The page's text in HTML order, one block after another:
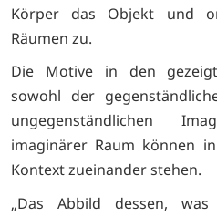
Körper das Objekt und
Räumen zu.
Die Motive in den
sowohl der
ungegenständlichen
imaginärer Raum können
Kontext zueinander stehen.
„Das Abbild dessen,